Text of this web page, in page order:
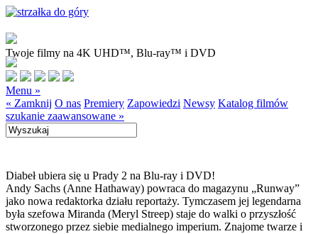
Twoje filmy na 4K UHD™, Blu-ray™ i DVD
Menu »
« Zamknij O nas Premiery Zapowiedzi Newsy Katalog filmów
szukanie zaawansowane »
Diabeł ubiera się u Prady 2 na Blu-ray i DVD!
Andy Sachs (Anne Hathaway) powraca do magazynu „Runway”
jako nowa redaktorka działu reportaży. Tymczasem jej legendarna
była szefowa Miranda (Meryl Streep) staje do walki o przyszłość
stworzonego przez siebie medialnego imperium. Znajome twarze i